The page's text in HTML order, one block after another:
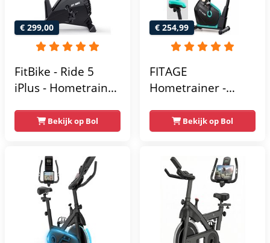
gebruikersgewicht
110 kg - Zwart en
Blauw
€ 299,00
FitBike - Ride 5
iPlus - Hometrainer
Trainingsprogramma's
- Hartslagsensoren
Bekijk op Bol
€ 254,99
FITAGE
Hometrainer -
Weerstandsniveaus
- Tablethouder
voor Bluetooth
Kinomap & Zwift -
Fiets Lage Instap,
Ergonomisch & Stil
- Hometrainers
Fitness voor Thuis
Bekijk op Bol